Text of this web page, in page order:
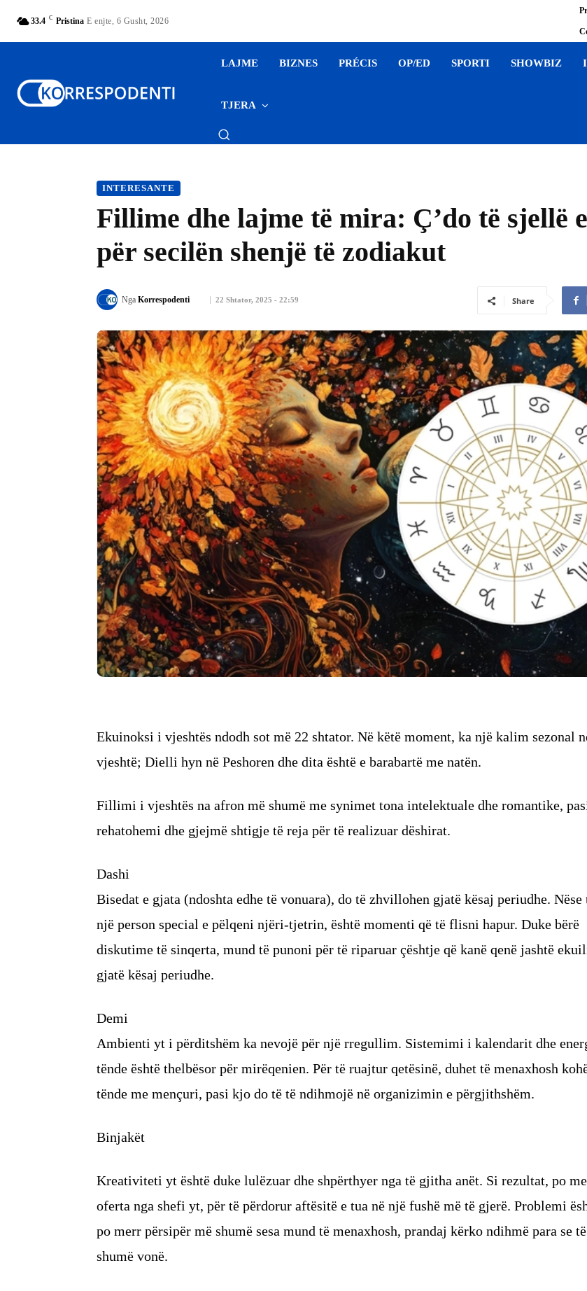
33.4 C Pristina E enjte, 6 Gusht, 2026
LAJME BIZNES PRÉCIS OP/ED SPORTI SHOWBIZ
TJERA
INTERESANTE
Fillime dhe lajme të mira: Ç’do të sjellë
për secilën shenjë të zodiakut
22 Shtator, 2025 - 22:59
Nga Korrespodenti Share
Ekuinoksi i vjeshtës ndodh sot më 22 shtator. Në këtë moment, ka një kalim sezonal
vjeshtë; Dielli hyn në Peshoren dhe dita është e barabartë me natën.
Fillimi i vjeshtës na afron më shumë me synimet tona intelektuale dhe romantike,
rehatohemi dhe gjejmë shtigje të reja për të realizuar dëshirat.
Dashi
Bisedat e gjata (ndoshta edhe të vonuara), do të zhvillohen gjatë kësaj periudhe. Nëse
një person special e pëlqeni njëri-tjetrin, është momenti që të flisni hapur. Duke bërë
diskutime të sinqerta, mund të punoni për të riparuar çështje që kanë qenë jashtë
gjatë kësaj periudhe.
Demi
Ambienti yt i përditshëm ka nevojë për një rregullim. Sistemimi i kalendarit dhe
tënde është thelbësor për mirëqenien. Për të ruajtur qetësinë, duhet të menaxhosh
tënde me mençuri, pasi kjo do të të ndihmojë në organizimin e përgjithshëm.
Binjakët
Kreativiteti yt është duke lulëzuar dhe shpërthyer nga të gjitha anët. Si rezultat, po
oferta nga shefi yt, për të përdorur aftësitë e tua në një fushë më të gjerë. Problemi
po merr përsipër më shumë sesa mund të menaxhosh, prandaj kërko ndihmë para se
shumë vonë.